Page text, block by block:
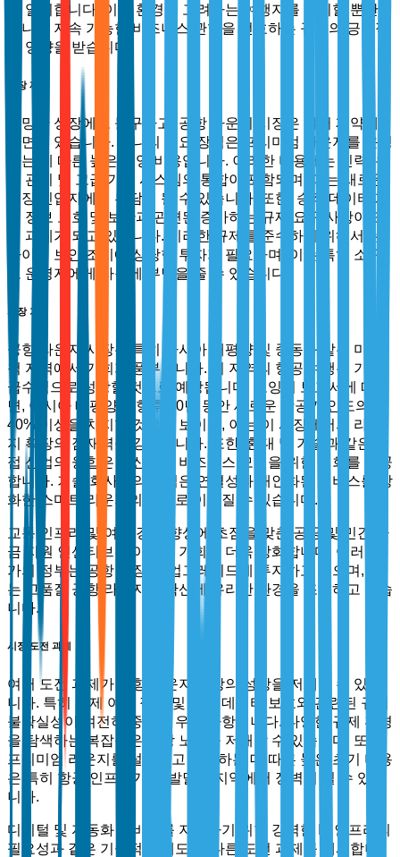
과 일치합니다. 이는 환경을 고려하는 여행자를 유치할 뿐만
아니라 지속 가능한 비즈니스 관행을 선호하는 규제의 긍정적
인 영향을 받습니다.
시장 제약
유망한 성장에도 불구하고, 공항 라운지 시장은 여러 제약에
직면해 있습니다. 하나의 주요 장벽은 프리미엄 라운지를 운영
하는 데 따른 높은 운영 비용입니다. 이러한 비용에는 인력, 유
지 관리 및 고급 기술 시스템의 통합이 포함되며, 이는 새로운
시장 진입자에게 부담이 될 수 있습니다. 또한, 승객 데이터 개
인 정보 보호 및 보안과 관련된 증가하는 규제 요구 사항이 도
전 과제가 되고 있습니다. 이러한 규제를 준수하기 위해서는
사이버 보안 조치에 상당한 투자가 필요하며, 이는 특히 소규
모 운영자에게 자원에 부담을 줄 수 있습니다.
시장 기회
공항 라운지 시장은 특히 아시아 태평양 및 중동과 같은 미개
척 지역에서 기회가 풍부합니다. 이 지역의 항공 여행은 기하
급수적으로 성장할 것으로 예상됩니다. 보잉의 보고서에 따르
면, 아시아 태평양은 향후 20년 동안 새로운 항공기 인도의
40% 이상을 차지할 것으로 보이며, 이는 이 시장에서의 라운
지 확장의 잠재력을 강조합니다. 또한, 환대 및 기술과 같은 인
접 산업의 융합은 혁신적인 비즈니스 모델을 위한 기회를 제공
합니다. 기술 회사와의 협업은 연결성과 개인화된 서비스를 강
화한 스마트 라운지의 창출로 이어질 수 있습니다.
교통 인프라 및 여행 경험 향상에 초점을 맞춘 공공 및 민간 자
금 지원 인센티브는 이러한 기회를 더욱 강화합니다. 여러 국
가의 정부는 공항 확장 및 업그레이드에 투자하고 있으며, 이
는 고품질 공항 라운지의 확산에 유리한 환경을 조성하고 있습
니다.
시장 도전 과제
여러 도전 과제가 공항 라운지 시장의 성장을 저해할 수 있습
니다. 특히 국제 여행 정책 및 승객 데이터 보호와 관련된 규제
불확실성이 여전히 중요한 우려 사항입니다. 다양한 규제 환경
을 탐색하는 복잡성은 확장 노력을 저해할 수 있습니다. 또한,
프리미엄 라운지를 설립하고 유지하는 데 따른 높은 초기 비용
은 특히 항공 인프라가 덜 발달된 지역에서 장벽이 될 수 있습
니다.
디지털 및 자동화 서비스를 지원하기 위한 강력한 IT 인프라의
필요성과 같은 기술적 한계도 또 다른 도전 과제를 제시합니